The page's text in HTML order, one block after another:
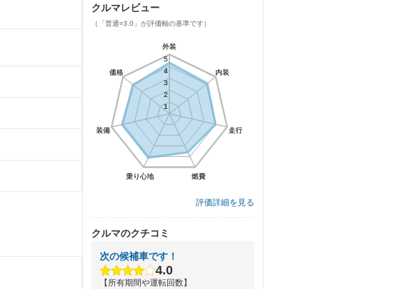
クルマレビュー
（「普通=3.0」が評価軸の基準です）
外装
内装
走行
燃費
乗り心地
装備
価格
1
2
3
4
5
外装
内装
走行
燃費
乗り心地
装備
価格
1
2
3
4
5
評価詳細を見る
クルマのクチコミ
次の候補車です！
4.0
【所有期間や運転回数】